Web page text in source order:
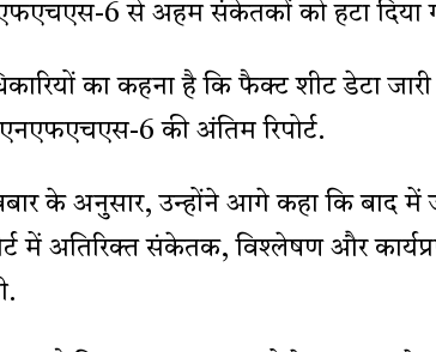
6 से अहम संकेतकों को हटा दिया
का कहना है कि फैक्ट शीट डेटा
6 की अंतिम रिपोर्ट.
के अनुसार, उन्होंने आगे कहा कि बाद में
में अतिरिक्त संकेतक, विश्लेषण और